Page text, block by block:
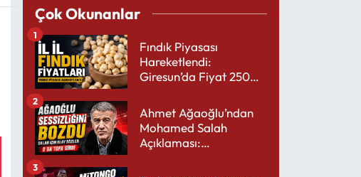
Çok Okunanlar
Fındık Piyasası
Hareketlendi:
Giresun’da Fiyat 250
1
Ahmet Ağaoğlu’ndan
Mohamed Salah
Açıklaması:
Yakışır
2
3